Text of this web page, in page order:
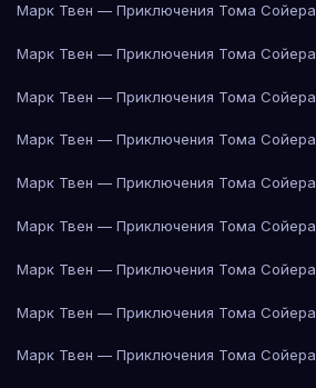
Марк Твен — Приключения Тома Сойера
Марк Твен — Приключения Тома Сойера
Марк Твен — Приключения Тома Сойера
Марк Твен — Приключения Тома Сойера
Марк Твен — Приключения Тома Сойера
Марк Твен — Приключения Тома Сойера
Марк Твен — Приключения Тома Сойера
Марк Твен — Приключения Тома Сойера
Марк Твен — Приключения Тома Сойера